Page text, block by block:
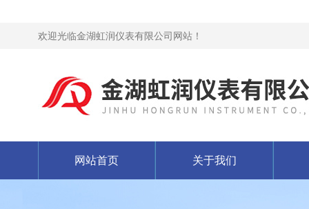
欢迎光临金湖虹润仪表有限公司网站！
网站首页 关于我们